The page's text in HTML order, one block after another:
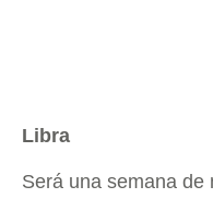
Libra
Será una semana de